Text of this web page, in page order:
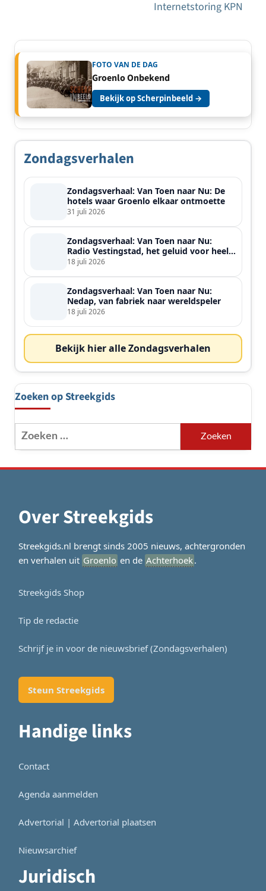
Internetstoring KPN
FOTO VAN DE DAG
Groenlo Onbekend
Bekijk op Scherpinbeeld →
Zondagsverhalen
Zondagsverhaal: Van Toen naar Nu: De
hotels waar Groenlo elkaar ontmoette
31 juli 2026
Zondagsverhaal: Van Toen naar Nu:
Radio Vestingstad, het geluid voor heel
de streek
18 juli 2026
Zondagsverhaal: Van Toen naar Nu:
Nedap, van fabriek naar wereldspeler
18 juli 2026
Bekijk hier alle Zondagsverhalen
Zoeken op Streekgids
Zoeken
naar:
Over Streekgids
Streekgids.nl brengt sinds 2005 nieuws, achtergronden
en verhalen uit Groenlo en de Achterhoek.
Streekgids Shop
Tip de redactie
Schrijf je in voor de nieuwsbrief (Zondagsverhalen)
Steun Streekgids
Handige links
Contact
Agenda aanmelden
Advertorial | Advertorial plaatsen
Nieuwsarchief
Juridisch